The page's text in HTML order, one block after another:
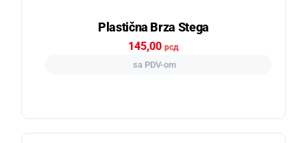
Plastična Brza Stega
145,00 рсд
sa PDV-om